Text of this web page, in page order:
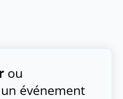
ou
un événement